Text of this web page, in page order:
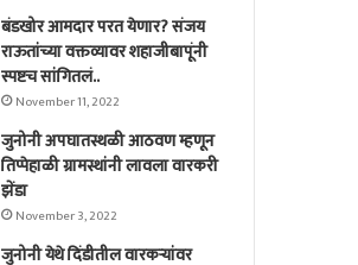
बंडखोर आमदार परत येणार? संजय
राऊतांच्या वक्तव्यावर शहाजीबापूंनी
स्पष्टच सांगितलं..
November 11, 2022
जुनोनी अपघातस्थळी आठवण म्हणून
तिप्पेहाळी ग्रामस्थांनी लावला वारकरी
झेंडा
November 3, 2022
जुनोनी येथे दिंडीतील वारकर्‍यांवर